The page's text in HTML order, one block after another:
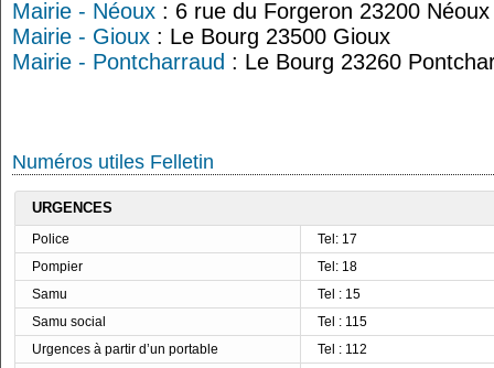
Mairie - Néoux : 6 rue du Forgeron 23200 Néoux
Mairie - Gioux : Le Bourg 23500 Gioux
Mairie - Pontcharraud : Le Bourg 23260
Numéros utiles Felletin
URGENCES
Police
Tel: 17
Pompier
Tel: 18
Samu
Tel : 15
Samu social
Tel : 115
Urgences à partir d’un portable
Tel : 112